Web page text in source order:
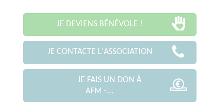
JE DEVIENS BÉNÉVOLE !
JE CONTACTE L'ASSOCIATION
JE FAIS UN DON À
AFM -...